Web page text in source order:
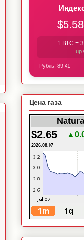
$5.58
1 BTC =
Рубль: 89.41
Цена газа
$2.65
2026.08.07